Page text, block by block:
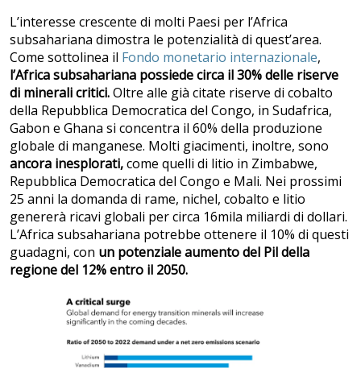
L’interesse crescente di molti Paesi per l’Africa
subsahariana dimostra le potenzialità di quest’area.
Come sottolinea il Fondo monetario internazionale,
l’Africa subsahariana possiede circa il 30% delle riserve
di minerali critici.Oltre alle già citate riserve di cobalto
della Repubblica Democratica del Congo, in Sudafrica,
Gabon e Ghana si concentra il 60% della produzione
globale di manganese. Molti giacimenti, inoltre, sono
ancora inesplorati,come quelli di litio in Zimbabwe,
Repubblica Democratica del Congo e Mali. Nei prossimi
25 anni la domanda di rame, nichel, cobalto e litio
genererà ricavi globali per circa 16mila miliardi di dollari.
L’Africa subsahariana potrebbe ottenere il 10% di questi
guadagni, con un potenziale aumento del Pil della
regione del 12% entro il 2050.